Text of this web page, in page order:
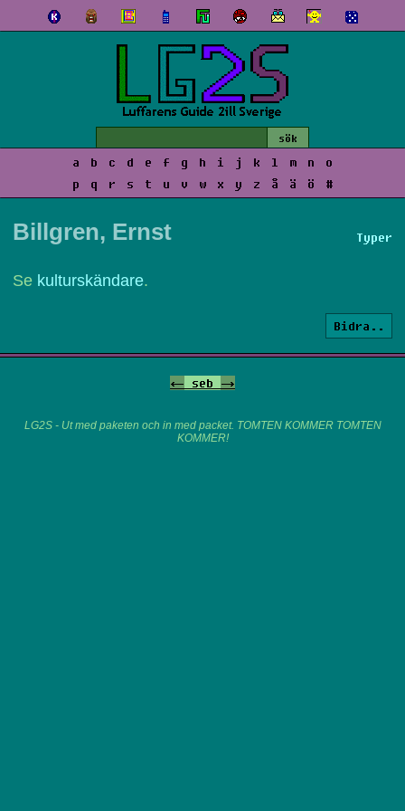
a b c d e f g h i j k l m n
o
p
q r s t u v w x y z å ä ö #
Typer
Billgren, Ernst
Se kulturskändare.
Bidra..
<- seb ->
LG2S - Ut med paketen och in med packet. TOMTEN KOMMER TOMTEN
KOMMER!